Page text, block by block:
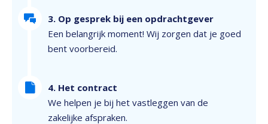
3. Op gesprek bij een opdrachtgever
Een belangrijk moment! Wij zorgen dat je goed
bent voorbereid.
4. Het contract
We helpen je bij het vastleggen van de
zakelijke afspraken.